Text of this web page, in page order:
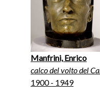
Manfrini, Enrico
calco del volto del
1900 - 1949